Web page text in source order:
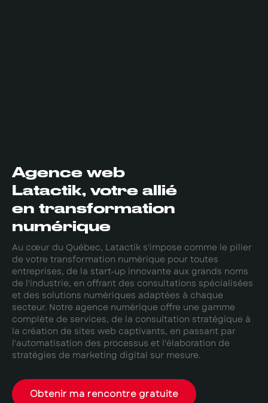
Agence web
Latactik, votre allié
en transformation
numérique
Au cœur du Québec, Latactik s'impose comme le pilier
de votre transformation numérique pour toutes
entreprises, de la start-up innovante aux grands noms
de l'industrie, en offrant des consultations spécialisées
et des solutions numériques adaptées à chaque
secteur. Notre agence numérique offre une gamme
complète de services, de la consultation stratégique à
la création de sites web captivants, en passant par
l'automatisation des processus et l'élaboration de
stratégies de marketing digital sur mesure.
Obtenir ma rencontre gratuite